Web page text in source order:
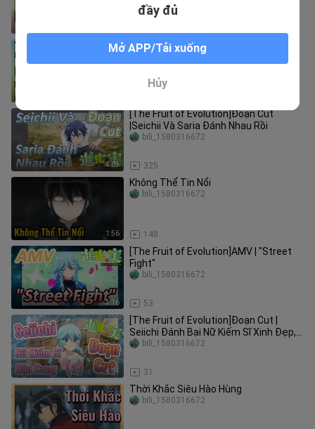
Khi Sức Mạnh Của Anh Ấy Lên Cấp
4:03
[The Fruit of Evolution]Đoạn Cut
|Seichii Và Saria Đánh Nhau Rồi
325
bili_1580316672
1:56
Không Thể Tin Nổi
148
bili_1580316672
3:16
[The Fruit of Evolution]AMV | "Street
Fight"
53
bili_1580316672
4:54
[The Fruit of Evolution]Đoạn Cut |
Seiichi Đánh Bại Nữ Kiếm Sĩ Xinh Đẹp,
Hậu Cung +1 (2)
31
bili_1580316672
Thời Khắc Siêu Hào Hùng
bili_1580316672
đầy đủ
Mở APP/Tải xuống
Hủy